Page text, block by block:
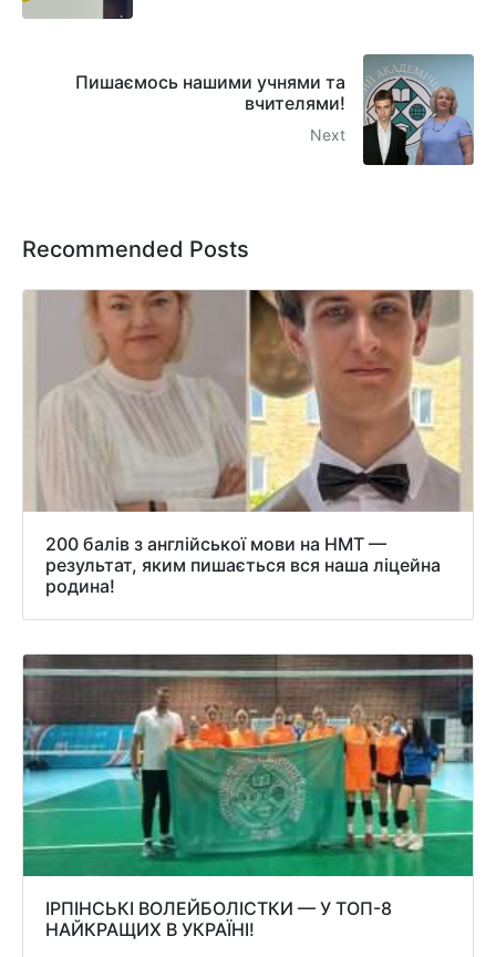
Пишаємось нашими учнями та
вчителями!
Next
Recommended Posts
200 балів з англійської мови на НМТ —
результат, яким пишається вся наша ліцейна
родина!
ІРПІНСЬКІ ВОЛЕЙБОЛІСТКИ — У ТОП-8
НАЙКРАЩИХ В УКРАЇНІ!